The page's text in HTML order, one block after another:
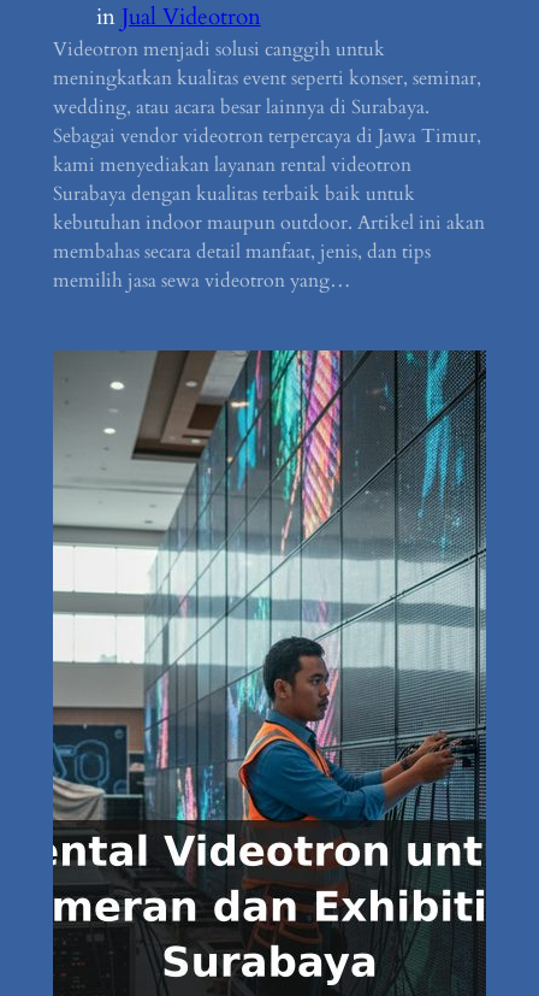
inJual Videotron
Videotron menjadi solusi canggih untuk
meningkatkan kualitas event seperti konser, seminar,
wedding, atau acara besar lainnya di Surabaya.
Sebagai vendor videotron terpercaya di Jawa Timur,
kami menyediakan layanan rental videotron
Surabaya dengan kualitas terbaik baik untuk
kebutuhan indoor maupun outdoor. Artikel ini akan
membahas secara detail manfaat, jenis, dan tips
memilih jasa sewa videotron yang…